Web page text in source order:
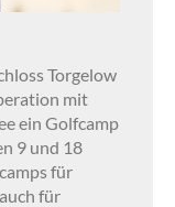
Torgelow
mit
ein Golfcamp
9 und 18
für
für